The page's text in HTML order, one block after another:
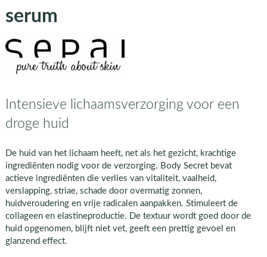
serum
Intensieve lichaamsverzorging voor een
droge huid
De huid van het lichaam heeft, net als het gezicht, krachtige
ingrediënten nodig voor de verzorging. Body Secret bevat
actieve ingrediënten die verlies van vitaliteit, vaalheid,
verslapping, striae, schade door overmatig zonnen,
huidveroudering en vrije radicalen aanpakken. Stimuleert de
collageen en elastineproductie. De textuur wordt goed door de
huid opgenomen, blijft niet vet, geeft een prettig gevoel en
glanzend effect.